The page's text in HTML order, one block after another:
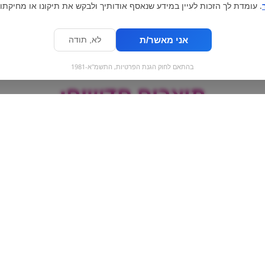
מוצרים חדשים:
. עומדת לך הזכות לעיין במידע שנאסף אודותיך ולבקש את תיקונו או
אני מאשר/ת לא, תודה
בהתאם לחוק הגנת הפרטיות, התשמ"א-1981